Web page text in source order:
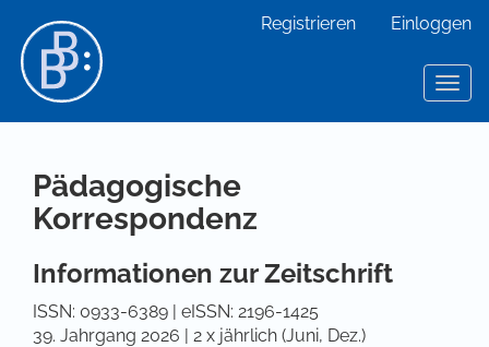
Hauptinhalt
Sidebar
Registrieren Einloggen
Pädagogische
Korrespondenz
Informationen zur Zeitschrift
ISSN: 0933-6389 | eISSN: 2196-1425
39. Jahrgang 2026 | 2 x jährlich (Juni, Dez.)